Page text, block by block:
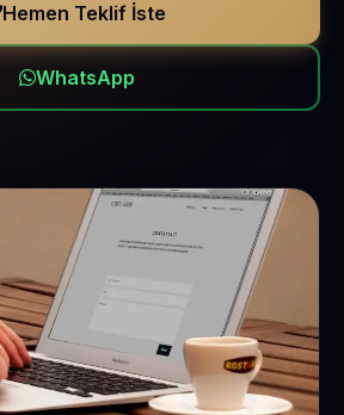
Hemen Teklif İste
WhatsApp